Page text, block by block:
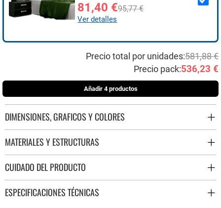
81,40 €95,77 €
Ver detalles
Precio total por unidades:581,88 €
Precio pack:536,23 €
Añadir 4 productos
DIMENSIONES, GRAFICOS Y COLORES
MATERIALES Y ESTRUCTURAS
CUIDADO DEL PRODUCTO
ESPECIFICACIONES TÉCNICAS